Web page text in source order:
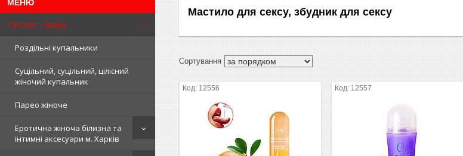
Каталог товару
Роздільні купальники
Суцільний, суцільний, цілісний
жіночий купальник
Парео жіноче
Еротична жіноча білизна та
інтимні аксесуари м. Харків
Мастило для сексу, збудник для сексу
12556 12557